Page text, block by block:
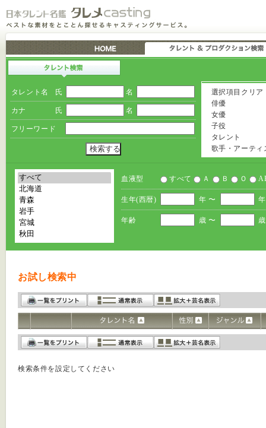
タレント名 氏 名
カナ 氏 名
フリーワード
選択項目クリア
俳優
女優
子役
タレント
歌手・アーティ
血液型 すべて Ａ Ｂ Ｏ
生年(西暦) 年 〜
年齢 歳 〜 歳
お試し検索中
検索条件を設定してください